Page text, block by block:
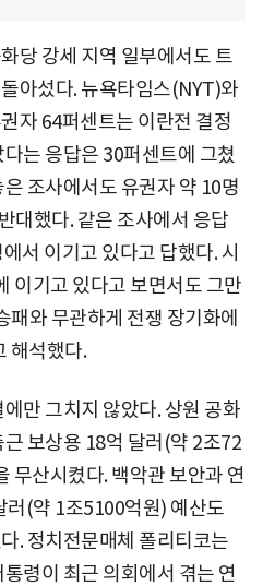
당 강세 지역 일부에서도 트
아섰다. 뉴욕타임스(NYT)와
자 64퍼센트는 이란전 결정
는 응답은 30퍼센트에 그쳤
조사에서도 유권자 약 10명
대했다. 같은 조사에서 응답
서 이기고 있다고 답했다. 시
이기고 있다고 보면서도 그만
와 무관하게 전쟁 장기화에
해석했다.
만 그치지 않았다. 상원 공화
보상용 18억 달러(약 2조72
무산시켰다. 백악관 보안과 연
러(약 1조5100억원) 예산도
. 정치전문매체 폴리티코는
령이 최근 의회에서 겪는 연